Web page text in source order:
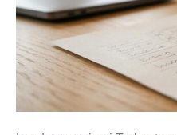
leadgenerering
i
Trekantområdet